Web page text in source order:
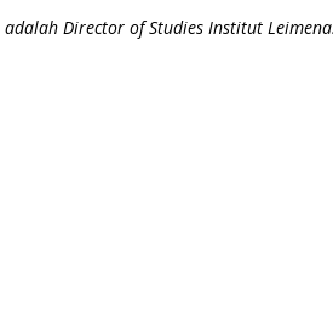
adalah Director of Studies Institut Leimena.